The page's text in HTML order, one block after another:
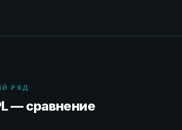
РЯД
— сравнение